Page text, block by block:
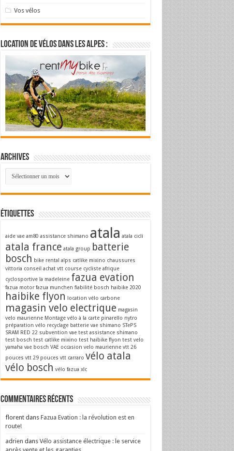
Vos vélos
Location de vélos dans les Alpes :
Archives
Archives
Étiquettes
aide vae am80 assistance shimano atala atala cicli
atala france atala group batterie
bosch bike rental alps catlike mixino chaussures
vittoria conseil achat vtt course cycliste afrique
cyclosportive la madeleine fazua evation
fazua motor fazua munchen fiabilité bosch haibike 2020
haibike flyon location vélo carbone
magasin velo electrique magasin
velo maurienne Montage vélo à la carte pinarello nytro
préparation vélo recyclage batterie vae shimano STePS
SRAM RED 22 subvention vae test assistance shimano
test bosch test catlike mixino test haibike flyon test velo
yamaha vae bosch VAE occasion velo maurienne vtt 26
pouces vtt 29 pouces vtt carraro vélo atala
vélo bosch vélo fazua xlc
Commentaires récents
florentdans Fazua Evation : la révolution est en
route!
adrien dans Vélo assistance électrique : le service